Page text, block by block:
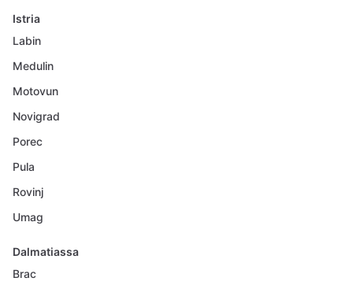
Istria
Labin
Medulin
Motovun
Novigrad
Porec
Pula
Rovinj
Umag
Dalmatiassa
Brac